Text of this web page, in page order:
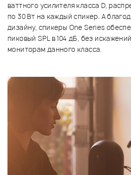
ваттного усилителя класса D,
по 30 Вт на каждый спикер. А
дизайну, спикеры One Series
пиковый SPL в 104 дБ, без
мониторам данного класса.